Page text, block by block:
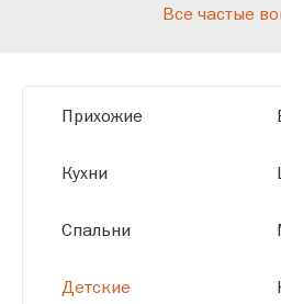
высокотехнологичному
размерам.
Все частые
Прихожие
Кухни
Спальни
Детские